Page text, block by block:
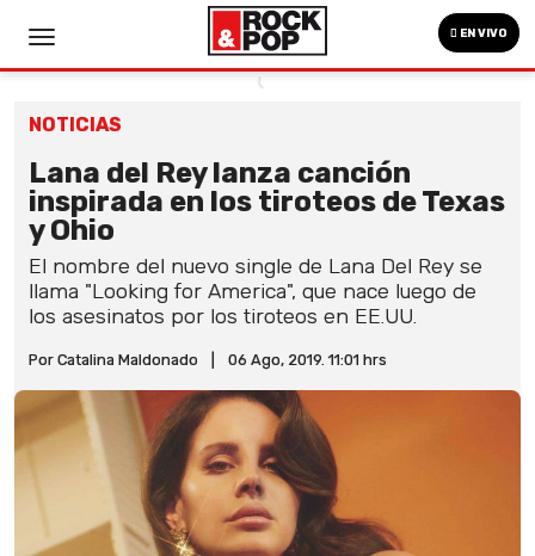
EN VIVO
NOTICIAS
Lana del Rey lanza canción
inspirada en los tiroteos de Texas
y Ohio
El nombre del nuevo single de Lana Del Rey se
llama "Looking for America", que nace luego de
los asesinatos por los tiroteos en EE.UU.
Por Catalina Maldonado 06 Ago, 2019. 11:01 hrs